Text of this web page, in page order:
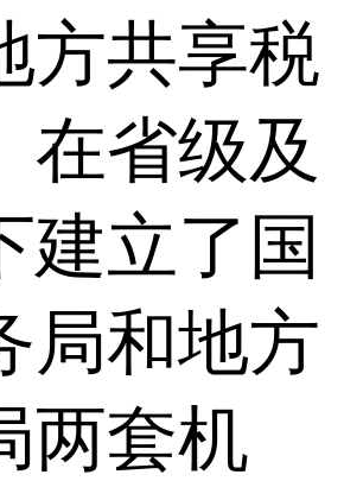
方共享税
在省级及
建立了国
局和地方
两套机